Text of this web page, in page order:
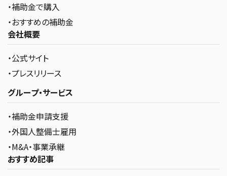
・補助金で購入
・おすすめの補助金
会社概要
・公式サイト
・プレスリリース
グループ・サービス
・補助金申請支援
・外国人整備士雇用
・M&A・事業承継
おすすめ記事